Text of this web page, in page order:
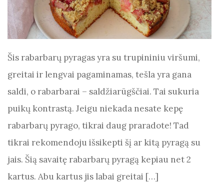
Šis rabarbarų pyragas yra su trupininiu viršumi,
greitai ir lengvai pagaminamas, tešla yra gana
saldi, o rabarbarai – saldžiarūgščiai. Tai sukuria
puikų kontrastą. Jeigu niekada nesate kepę
rabarbarų pyrago, tikrai daug praradote! Tad
tikrai rekomendoju išsikepti šį ar kitą pyragą su
jais. Šią savaitę rabarbarų pyragą kepiau net 2
kartus. Abu kartus jis labai greitai […]